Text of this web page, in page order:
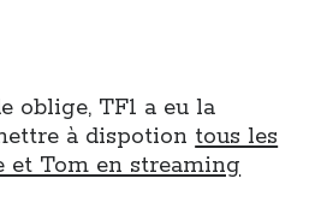
oblige, TF1 a eu la
à dispotion tous les
et Tom en streaming